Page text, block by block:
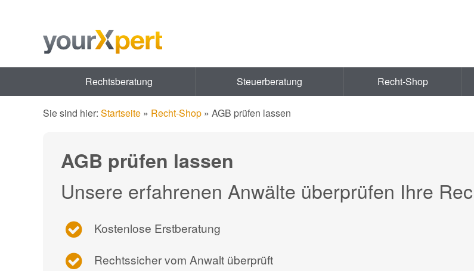
Rechtsberatung Steuerberatung Recht-Shop
Sie sind hier: Startseite » Recht-Shop » AGB prüfen lassen
AGB prüfen lassen
Unsere erfahrenen Anwälte überprüfen Ihre
Kostenlose Erstberatung
Rechtssicher vom Anwalt überprüft